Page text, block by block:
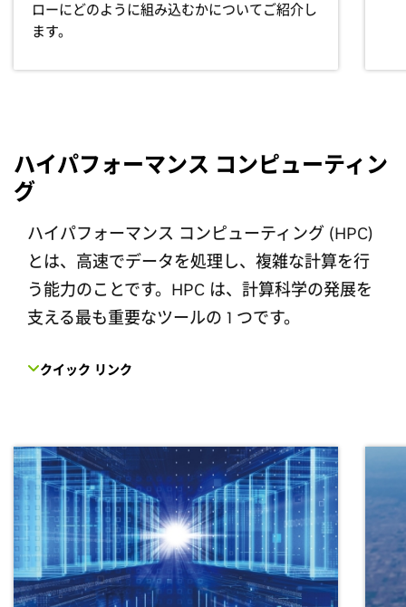
ローにどのように組み込むかについてご紹介し
ます。
ハイパフォーマンス コンピューティン
グ
ハイパフォーマンス コンピューティング (HPC)
とは、高速でデータを処理し、複雑な計算を行
う能力のことです。HPC は、計算科学の発展を
支える最も重要なツールの 1 つです。
クイック リンク